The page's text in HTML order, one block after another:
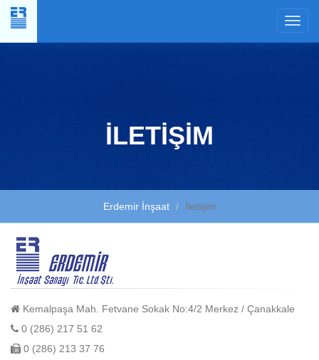
İLETİŞİM
Erdemir İnşaat İletişim
Kemalpaşa Mah. Fetvane Sokak No:4/2 Merkez / Çanakkale
0 (286) 217 51 62
0 (286) 213 37 76